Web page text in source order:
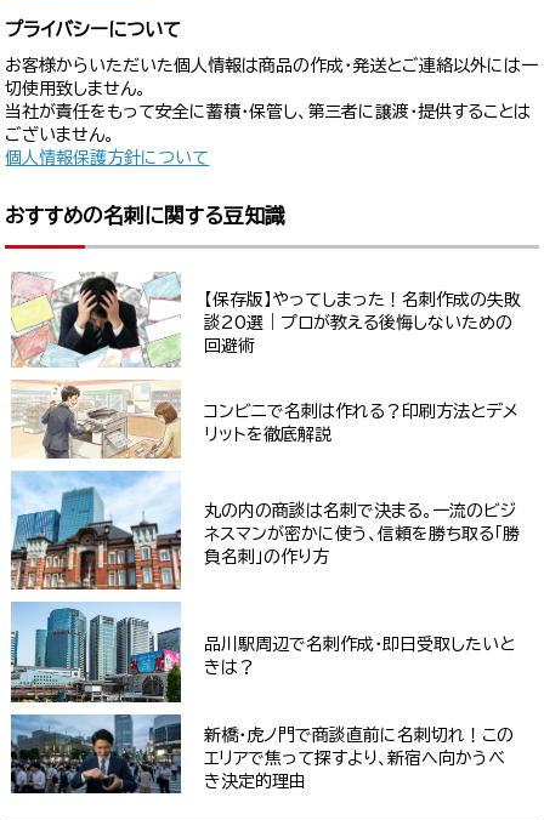
プライバシーについて
お客様からいただいた個人情報は商品の作成・発送とご連絡以外には一
切使用致しません。
当社が責任をもって安全に蓄積・保管し、第三者に譲渡・提供することは
ございません。
個人情報保護方針について
おすすめの名刺に関する豆知識
【保存版】やってしまった！名刺作成の失敗
談20選｜プロが教える後悔しないための
回避術
コンビニで名刺は作れる？印刷方法とデメ
リットを徹底解説
丸の内の商談は名刺で決まる。一流のビジ
ネスマンが密かに使う、信頼を勝ち取る「勝
負名刺」の作り方
品川駅周辺で名刺作成・即日受取したいと
きは？
新橋・虎ノ門で商談直前に名刺切れ！この
エリアで焦って探すより、新宿へ向かうべ
き決定的理由